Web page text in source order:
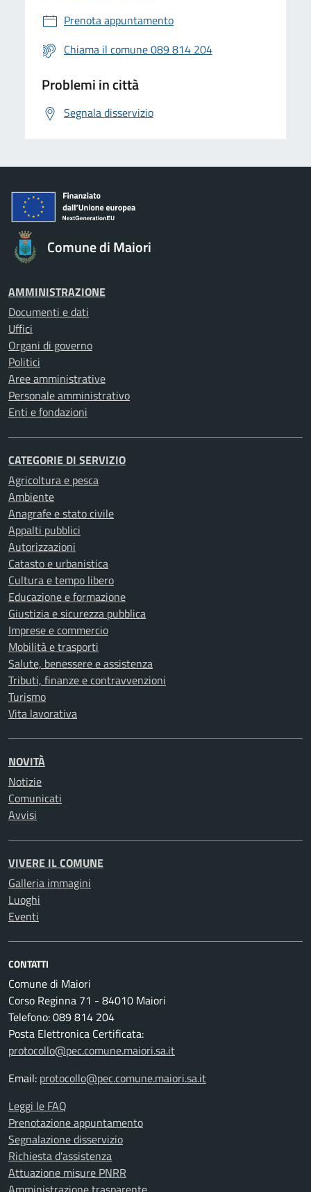
Prenota appuntamento
Chiama il comune 089 814 204
Problemi in città
Segnala disservizio
Comune di Maiori
AMMINISTRAZIONE
Documenti e dati
Uffici
Organi di governo
Politici
Aree amministrative
Personale amministrativo
Enti e fondazioni
CATEGORIE DI SERVIZIO
Agricoltura e pesca
Ambiente
Anagrafe e stato civile
Appalti pubblici
Autorizzazioni
Catasto e urbanistica
Cultura e tempo libero
Educazione e formazione
Giustizia e sicurezza pubblica
Imprese e commercio
Mobilità e trasporti
Salute, benessere e assistenza
Tributi, finanze e contravvenzioni
Turismo
Vita lavorativa
NOVITÀ
Notizie
Comunicati
Avvisi
VIVERE IL COMUNE
Galleria immagini
Luoghi
Eventi
CONTATTI
Comune di Maiori
Corso Reginna 71 - 84010 Maiori
Telefono: 089 814 204
Posta Elettronica Certificata:
protocollo@pec.comune.maiori.sa.it
Email: protocollo@pec.comune.maiori.sa.it
Leggi le FAQ
Prenotazione appuntamento
Segnalazione disservizio
Richiesta d'assistenza
Attuazione misure PNRR